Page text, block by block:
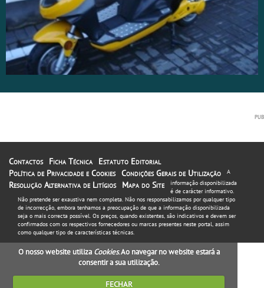
Contactos Ficha Técnica
Estatuto Editorial
Política de Privacidade e Cookies Condições Gerais de Utilização
Resolução Alternativa de Litígios
Mapa do Site
A
informação disponibilizada
é de carácter informativo.
Não pretende ser exaustiva nem completa. Não nos responsabilizamos por qualquer tipo
de incorrecção, embora tenhamos a preocupação de que a informação disponibilizada
seja o mais correcta possível. Os preços, quando existentes, são indicativos e devem ser
confirmados com os respectivos fornecedores ou marcas presentes neste portal, assim
como qualquer tipo de características técnicas.
O nosso website utiliza Cookies. Ao navegar no website estará a
consentir a sua utilização.
FECHAR